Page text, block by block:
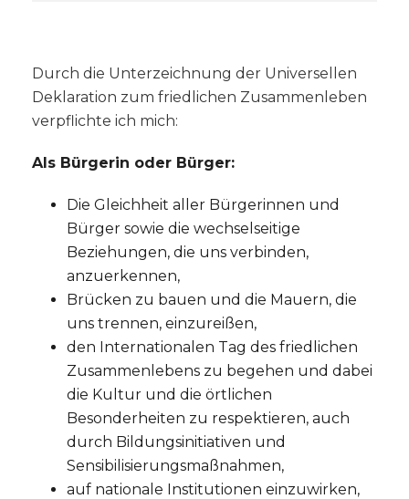
Durch die Unterzeichnung der Universellen
Deklaration zum friedlichen Zusammenleben
verpflichte ich mich:
Als Bürgerin oder Bürger:
Die Gleichheit aller Bürgerinnen und
Bürger sowie die wechselseitige
Beziehungen, die uns verbinden,
anzuerkennen,
Brücken zu bauen und die Mauern, die
uns trennen, einzureißen,
den Internationalen Tag des friedlichen
Zusammenlebens zu begehen und dabei
die Kultur und die örtlichen
Besonderheiten zu respektieren, auch
durch Bildungsinitiativen und
Sensibilisierungsmaßnahmen,
auf nationale Institutionen einzuwirken,